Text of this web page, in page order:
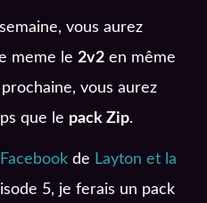
vous aurez
meme le 2v2 en même
vous aurez
que le pack Zip.
de Layton et la
5, je ferais un pack